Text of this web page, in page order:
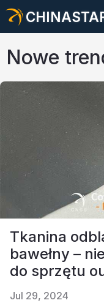
Materiał
Modna tkanina
Odzież ochronna
Materiał
Przemysłowe
Informacje o
Nowy produkt
Certyfikat
Nowe
Tkanina
bawełny –
do sprzętu
Jul 29, 2024